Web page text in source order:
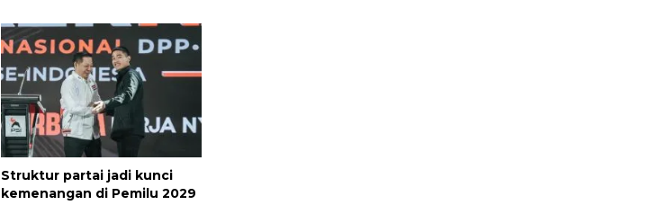
Struktur partai jadi kunci
kemenangan di Pemilu 2029